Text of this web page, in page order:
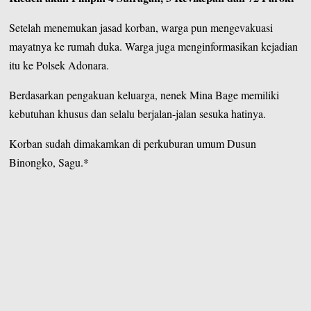
Setelah menemukan jasad korban, warga pun mengevakuasi
mayatnya ke rumah duka. Warga juga menginformasikan kejadian
itu ke Polsek Adonara.
Berdasarkan pengakuan keluarga, nenek Mina Bage memiliki
kebutuhan khusus dan selalu berjalan-jalan sesuka hatinya.
Korban sudah dimakamkan di perkuburan umum Dusun
Binongko, Sagu.*